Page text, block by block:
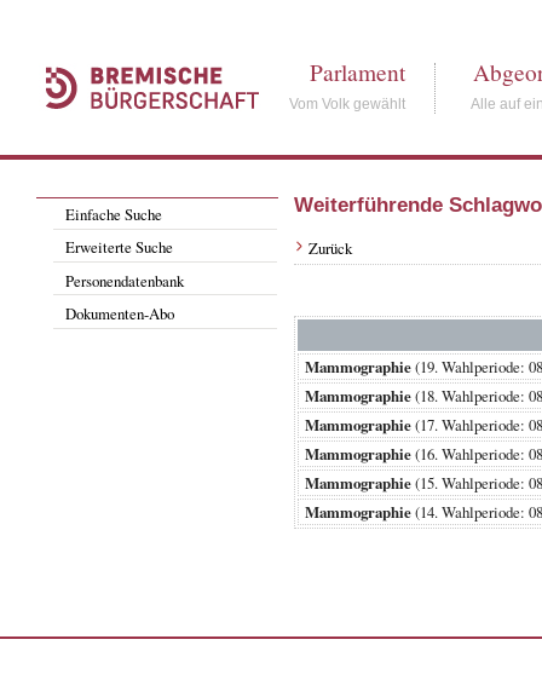
Parlament
Vom Volk gewählt Alle auf
Einfache Suche
Erweiterte Suche
Personendatenbank
Dokumenten-Abo
Weiterführende
Zurück
Mammographie(19.
Mammographie(18.
Mammographie(17.
Mammographie(16.
Mammographie(15.
Mammographie(14.